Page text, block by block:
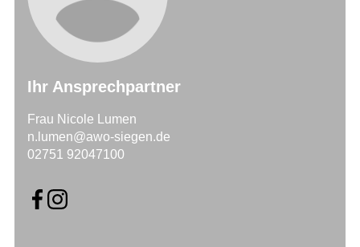
Ihr Ansprechpartner
Frau Nicole Lumen
n.lumen@awo-siegen.de
02751 92047100